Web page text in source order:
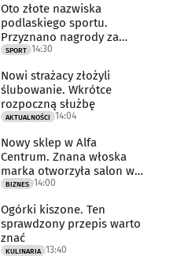
Oto złote nazwiska
podlaskiego sportu.
Przyznano nagrody za
2025 rok
SPORT 14:30
Nowi strażacy złożyli
ślubowanie. Wkrótce
rozpoczną służbę
AKTUALNOŚCI 14:04
Nowy sklep w Alfa
Centrum. Znana włoska
marka otworzyła salon w
Białymstoku
BIZNES 14:00
Ogórki kiszone. Ten
sprawdzony przepis warto
znać
KULINARIA 13:40